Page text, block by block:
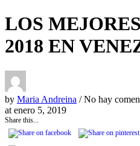
LOS
2018 EN
by Maria Andreina / No hay
at enero 5, 2019
Share this...